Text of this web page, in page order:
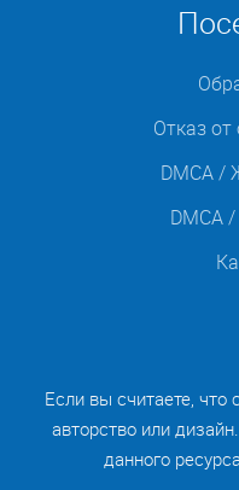
Отказ от
DMCA /
DMCA
Если вы считаете, что
авторство или
данного